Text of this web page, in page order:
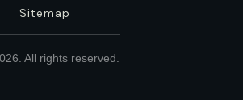
Sitemap
. All rights reserved.